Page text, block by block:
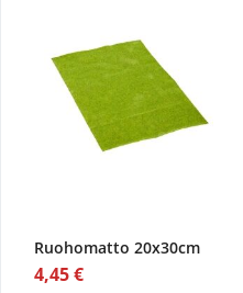
Ruohomatto 20x30cm
4,45 €